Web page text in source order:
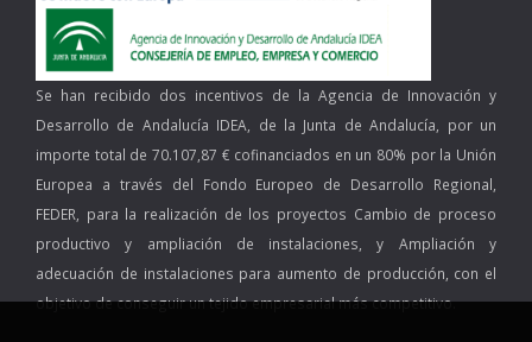
Se han recibido dos incentivos de la Agencia de Innovación y
Desarrollo de Andalucía IDEA, de la Junta de Andalucía, por un
importe total de 70.107,87 € cofinanciados en un 80% por la Unión
Europea a través del Fondo Europeo de Desarrollo Regional,
FEDER, para la realización de los proyectos Cambio de proceso
productivo y ampliación de instalaciones, y Ampliación y
adecuación de instalaciones para aumento de producción, con el
objetivo de conseguir un tejido empresarial más competitivo.